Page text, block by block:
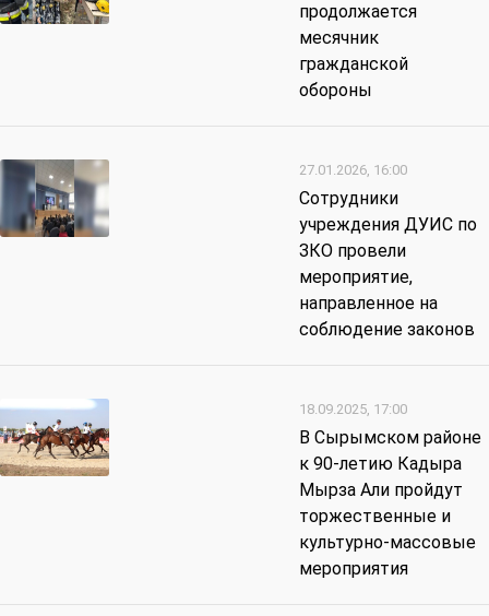
продолжается
месячник
гражданской
обороны
27.01.2026, 16:00
Сотрудники
учреждения ДУИС по
ЗКО провели
мероприятие,
направленное на
соблюдение законов
18.09.2025, 17:00
В Сырымском районе
к 90-летию Кадыра
Мырза Али пройдут
торжественные и
культурно-массовые
мероприятия